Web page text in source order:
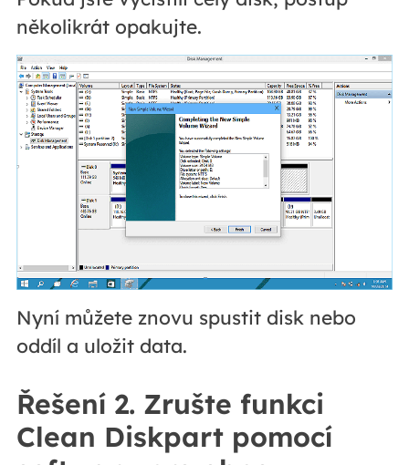
několikrát opakujte.
Nyní můžete znovu spustit disk nebo
oddíl a uložit data.
Řešení 2. Zrušte funkci
Clean Diskpart pomocí